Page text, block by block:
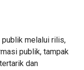
melalui rilis,
publik, tampak
dan